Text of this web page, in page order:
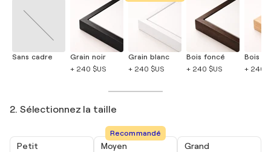
Sans cadre
Grain noir
+ 240 $US
Grain blanc
+ 240 $US
Bois foncé
+ 240 $US
Bois
+ 240
2. Sélectionnez la taille
Petit
Recommandé
Moyen
Grand